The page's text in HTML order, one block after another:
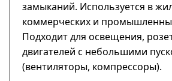
замыканий. Используется в
коммерческих и
Подходит для освещения,
двигателей с небольшими
(вентиляторы, компрессоры).